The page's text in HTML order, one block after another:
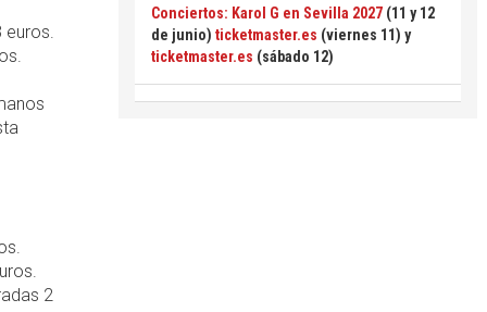
euros.
2
Conciertos: Karol G en Sevilla 2027 (11 y 12
de junio) ticketmaster.es (viernes 11) y
ticketmaster.es (sábado 12)